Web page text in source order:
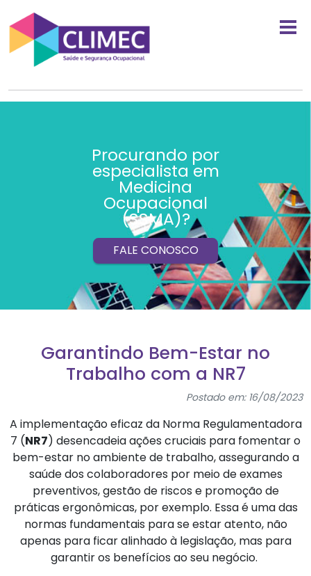
Procurando por
especialista em
Medicina
Ocupacional
(SSMA)?
FALE CONOSCO
Garantindo Bem-Estar no
Trabalho com a NR7
Postado em: 16/08/2023
A implementação eficaz da Norma Regulamentadora
7 (NR7) desencadeia ações cruciais para fomentar o
bem-estar no ambiente de trabalho, assegurando a
saúde dos colaboradores por meio de exames
preventivos, gestão de riscos e promoção de
práticas ergonômicas, por exemplo. Essa é uma das
normas fundamentais para se estar atento, não
apenas para ficar alinhado à legislação, mas para
garantir os benefícios ao seu negócio.